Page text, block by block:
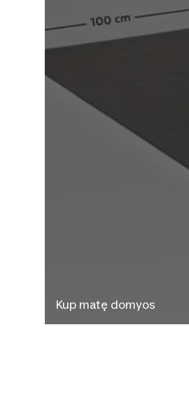
Kup matę domyos